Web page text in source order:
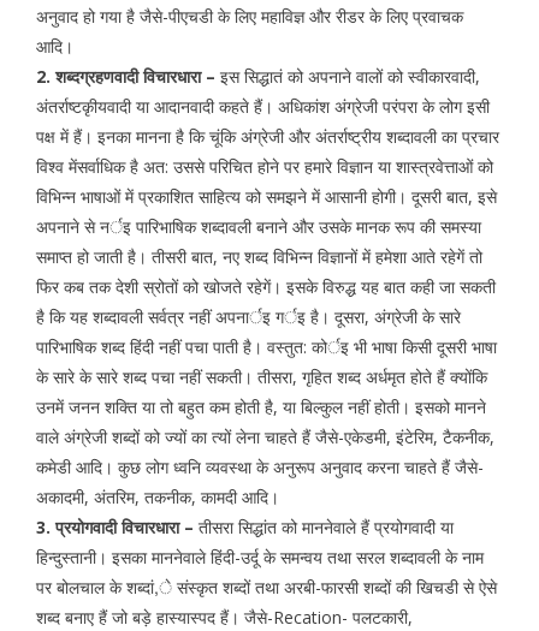
अनुवाद हो गया है जैसे-पीएचडी के लिए महाविज्ञ और रीडर के लिए प्रवाचक
आदि।
2. शब्दग्रहणवादी विचारधारा – इस सिद्धातं को अपनाने वालों को स्वीकारवादी,
अंतर्राष्टकृीयवादी या आदानवादी कहते हैं। अधिकांश अंग्रेजी परंपरा के लोग इसी
पक्ष में हैं। इनका मानना है कि चूंकि अंग्रेजी और अंतर्राष्ट्रीय शब्दावली का प्रचार
विश्व मेंसर्वाधिक है अत: उससे परिचित होने पर हमारे विज्ञान या शास्त्रवेत्ताओं को
विभिन्न भाषाओं में प्रकाशित साहित्य को समझने में आसानी होगी। दूसरी बात, इसे
अपनाने से नर्इ पारिभाषिक शब्दावली बनाने और उसके मानक रूप की समस्या
समाप्त हो जाती है। तीसरी बात, नए शब्द विभिन्न विज्ञानों में हमेशा आते रहेगें तो
फिर कब तक देशी स्रोतों को खोजते रहेगें। इसके विरुद्ध यह बात कही जा सकती
है कि यह शब्दावली सर्वत्र नहीं अपनार्इ गर्इ है। दूसरा, अंग्रेजी के सारे
पारिभाषिक शब्द हिंदी नहीं पचा पाती है। वस्तुत: कोर्इ भी भाषा किसी दूसरी भाषा
के सारे के सारे शब्द पचा नहीं सकती। तीसरा, गृहित शब्द अर्धमृत होते हैं क्योंकि
उनमें जनन शक्ति या तो बहुत कम होती है, या बिल्कुल नहीं होती। इसको मानने
वाले अंग्रेजी शब्दों को ज्यों का त्यों लेना चाहते हैं जैसे-एकेडमी, इंटेरिम, टैकनीक,
कमेडी आदि। कुछ लोग ध्वनि व्यवस्था के अनुरूप अनुवाद करना चाहते हैं जैसे-
अकादमी, अंतरिम, तकनीक, कामदी आदि।
3. प्रयोगवादी विचारधारा – तीसरा सिद्धांत को माननेवाले हैं प्रयोगवादी या
हिन्दुस्तानी। इसका माननेवाले हिंदी-उर्दू के समन्वय तथा सरल शब्दावली के नाम
पर बोलचाल के शब्दां,े संस्कृत शब्दों तथा अरबी-फारसी शब्दों की खिचडी से ऐसे
शब्द बनाए हैं जो बड़े हास्यास्पद हैं। जैसे-Recation- पलटकारी,